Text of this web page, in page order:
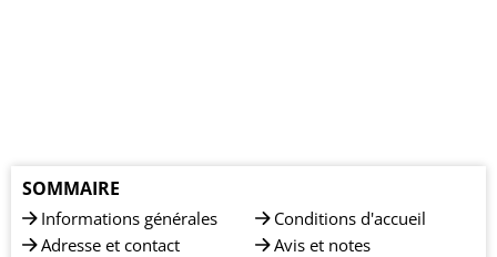
SOMMAIRE
Informations générales
Adresse et contact
Conditions d'accueil
Avis et notes